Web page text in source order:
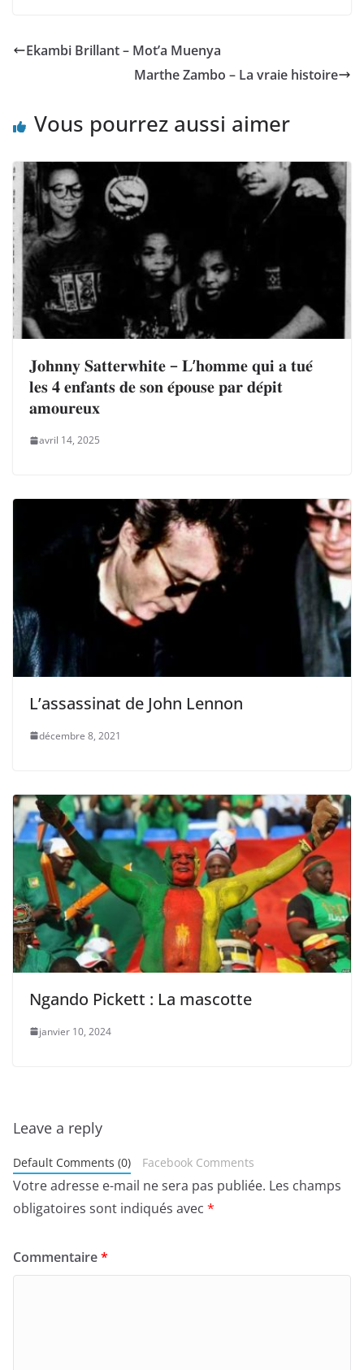
Ekambi Brillant – Mot’a Muenya
Marthe Zambo – La vraie histoire
Vous pourrez aussi aimer
𝐉𝐨𝐡𝐧𝐧𝐲 𝐒𝐚𝐭𝐭𝐞𝐫𝐰𝐡𝐢𝐭𝐞 – 𝐋’𝐡𝐨𝐦𝐦𝐞 𝐪𝐮𝐢 𝐚 𝐭𝐮𝐞́
𝐥𝐞𝐬 𝟒 𝐞𝐧𝐟𝐚𝐧𝐭𝐬 𝐝𝐞 𝐬𝐨𝐧 𝐞́𝐩𝐨𝐮𝐬𝐞 𝐩𝐚𝐫 𝐝𝐞́𝐩𝐢𝐭
𝐚𝐦𝐨𝐮𝐫𝐞𝐮𝐱
avril 14, 2025
L’assassinat de John Lennon
décembre 8, 2021
Ngando Pickett : La mascotte
janvier 10, 2024
Leave a reply
Default Comments (0) Facebook Comments
Votre adresse e-mail ne sera pas publiée. Les champs
obligatoires sont indiqués avec *
Commentaire*